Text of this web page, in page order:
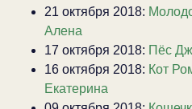
21 октября 2018:
Алена
17 октября 2018: Пёс
16 октября 2018: Кот
Екатерина